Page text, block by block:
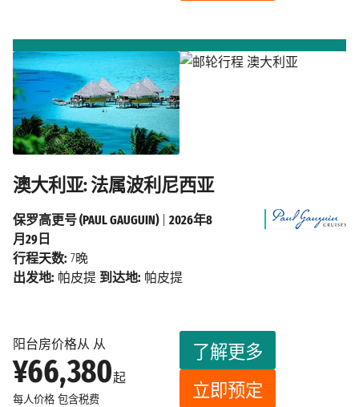
澳大利亚: 法属波利尼西亚
阳台房价格从 从
¥66,380起
每人价格 包含税费
了解更多
立即预定
保罗高更号 (PAUL GAUGUIN)| 2026年8
月29日
行程天数: 7晚
出发地: 帕皮提 到达地: 帕皮提